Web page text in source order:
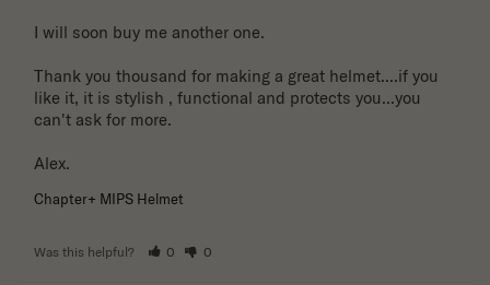
I will soon buy me another one.
Thank you thousand for making a great helmet....if you
like it, it is stylish , functional and protects you...you
can't ask for more.
Alex.
Chapter+ MIPS Helmet
Was this helpful? 0 0